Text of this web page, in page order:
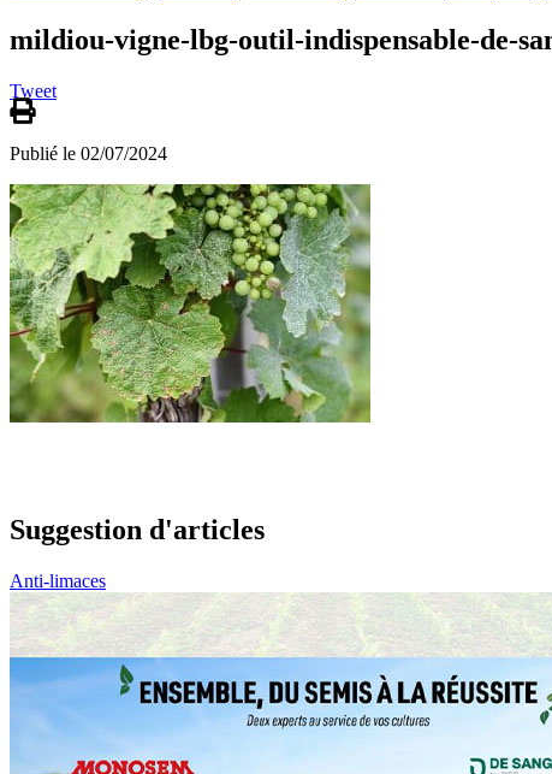
mildiou-vigne-lbg-outil-indispensable-de-
Tweet
Publié le 02/07/2024
Suggestion d'articles
Anti-limaces